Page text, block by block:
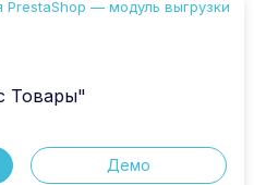
Товары"
Демо